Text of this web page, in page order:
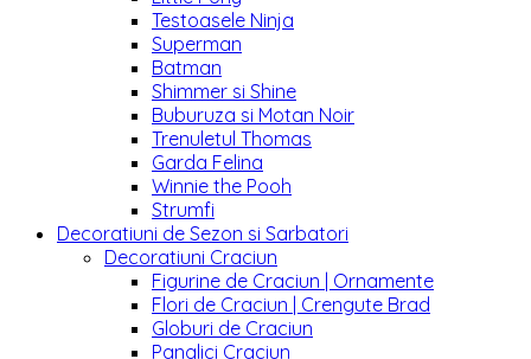
Testoasele Ninja
Superman
Batman
Shimmer si Shine
Buburuza si Motan Noir
Trenuletul Thomas
Garda Felina
Winnie the Pooh
Strumfi
Decoratiuni de Sezon si Sarbatori
Decoratiuni Craciun
Figurine de Craciun | Ornamente
Flori de Craciun | Crengute Brad
Globuri de Craciun
Panglici Craciun